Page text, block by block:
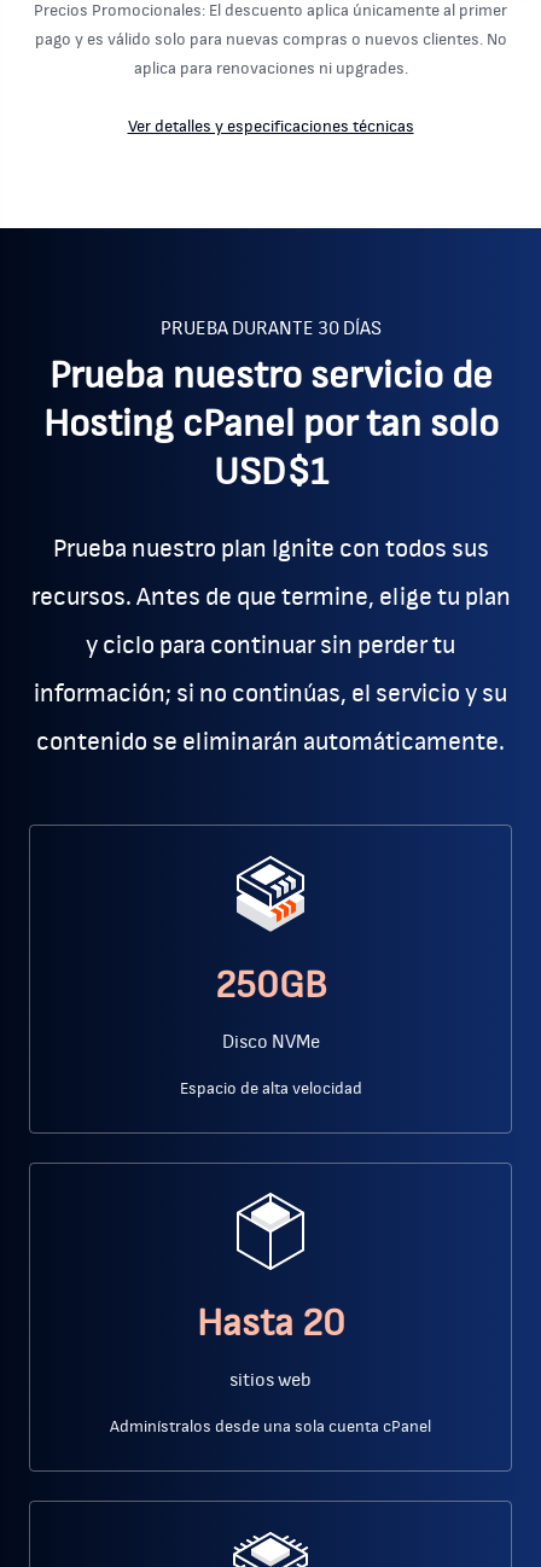
Precios Promocionales: El descuento aplica únicamente al primer
pago y es válido solo para nuevas compras o nuevos clientes. No
aplica para renovaciones ni upgrades.
Ver detalles y especificaciones técnicas
PRUEBA DURANTE 30 DÍAS
Prueba nuestro servicio de
Hosting cPanel por tan solo
USD$1
Prueba nuestro plan Ignite con todos sus
recursos. Antes de que termine, elige tu plan
y ciclo para continuar sin perder tu
información; si no continúas, el servicio y su
contenido se eliminarán automáticamente.
250GB
Disco NVMe
Espacio de alta velocidad
Hasta 20
sitios web
Adminístralos desde una sola cuenta cPanel